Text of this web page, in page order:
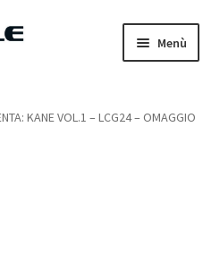
Menù
KANE VOL.1 – LCG24 – OMAGGIO